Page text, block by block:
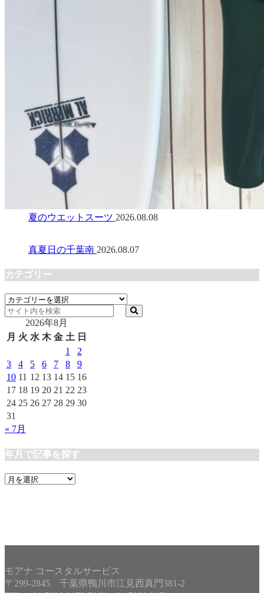
夏のウエットスーツ 2026.08.08
真夏日の千葉南 2026.08.07
カテゴリー
カ
テ
リ
2026年8月
月 火 水 木 金 土 日
1
2
3
4 5 6 7 8
9
10 11 12 13 14 15 16
17 18 19 20 21 22 23
24 25 26 27 28 29 30
31
« 7月
年月で記事を探す
年
モアナ コースタルサービス
〒299-2845 千葉県鴨川市江見西真門381-2